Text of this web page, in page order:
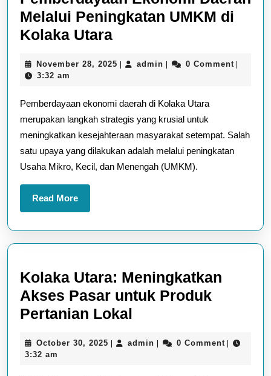
Melalui Peningkatan UMKM di
Kolaka UtaraPemberdayaan
Daerah
Peningkatan
UMKM
di
Kolaka
November 28, 2025 November
| admin admin
| 0 Comment |
3:32 am
Pemberdayaan ekonomi daerah di Kolaka Utara
merupakan langkah strategis yang krusial untuk
meningkatkan kesejahteraan masyarakat setempat. Salah
satu upaya yang dilakukan adalah melalui peningkatan
Usaha Mikro, Kecil, dan Menengah (UMKM).
Read MoreRead
More
Kolaka Utara: Meningkatkan
Akses Pasar untuk Produk
Pertanian Lokal
Meningkatkan
October 30, 2025 October
| admin admin
| 0 Comment |
3:32 am